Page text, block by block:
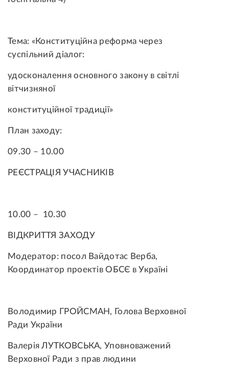
Тема: «Конституційна реформа через
суспільний діалог:
удосконалення основного закону в світлі
вітчизняної
конституційної традиції»
План заходу:
09.30 – 10.00
РЕЄСТРАЦІЯ УЧАСНИКІВ
10.00 – 10.30
ВІДКРИТТЯ ЗАХОДУ
Модератор: посол Вайдотас Верба,
Координатор проектів ОБСЄ в Україні
Володимир ГРОЙСМАН, Голова Верховної
Ради України
Валерія ЛУТКОВСЬКА, Уповноважений
Верховної Ради з прав людини